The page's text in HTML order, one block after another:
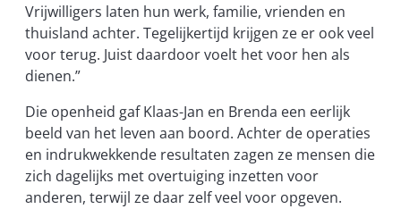
Vrijwilligers laten hun werk, familie, vrienden en
thuisland achter. Tegelijkertijd krijgen ze er ook veel
voor terug. Juist daardoor voelt het voor hen als
dienen.”
Die openheid gaf Klaas-Jan en Brenda een eerlijk
beeld van het leven aan boord. Achter de operaties
en indrukwekkende resultaten zagen ze mensen die
zich dagelijks met overtuiging inzetten voor
anderen, terwijl ze daar zelf veel voor opgeven.